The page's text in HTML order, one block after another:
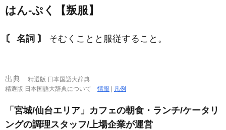
はん‐ぷく【叛服】
〘 名詞 〙 そむくことと服従すること。
出典
精選版 日本国語大辞典
精選版 日本国語大辞典について情報 | 凡例
「宮城/仙台エリア」カフェの朝食・ランチ/ケータリ
ングの調理スタッフ/上場企業が運営